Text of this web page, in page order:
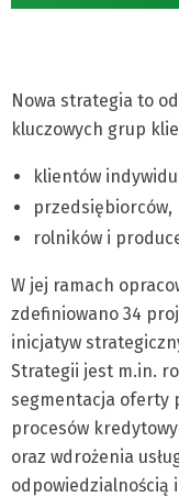
Nowa strategia to
kluczowych grup
klientów
przedsiębiorców,
rolników i
W jej ramach
zdefiniowano 34
inicjatyw
Strategii jest m.in.
segmentacja oferty
procesów
oraz wdrożenia
odpowiedzialnością